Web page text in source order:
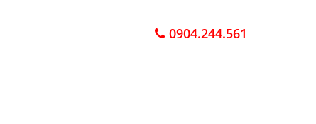
0904.244.561